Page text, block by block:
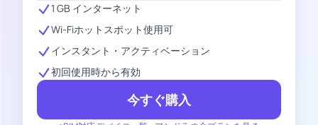
1 GB インターネット
Wi-Fiホットスポット使用可
インスタント・アクティベーション
初回使用時から有効
今すぐ購入